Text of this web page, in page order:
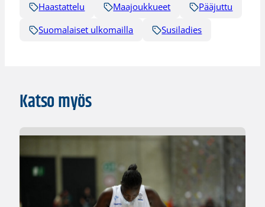
Haastattelu Maajoukkueet
Pääjuttu
Suomalaiset ulkomailla
Susiladies
Katso myös